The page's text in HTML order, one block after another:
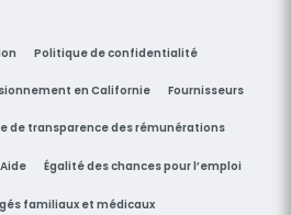
Politique de confidentialité
en Californie Fournisseurs
de transparence des rémunérations
Aide Égalité des chances pour l’emploi
familiaux et médicaux